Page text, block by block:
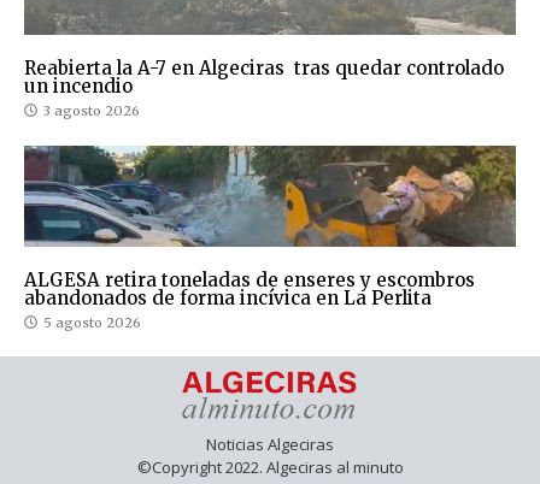
Reabierta la A-7 en Algeciras tras quedar controlado
un incendio
3 agosto 2026
ALGESA retira toneladas de enseres y escombros
abandonados de forma incívica en La Perlita
5 agosto 2026
Noticias Algeciras
©Copyright 2022. Algeciras al minuto